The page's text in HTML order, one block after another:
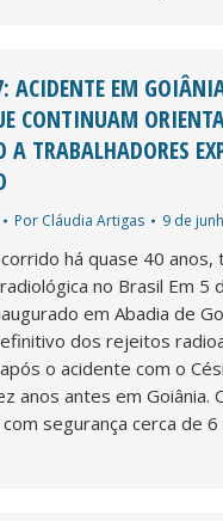
ACIDENTE EM
CONTINUAM
A TRABALHADORES
Por Cláudia Artigas 9 de
há quase 40 anos,
no Brasil Em 5
em Abadia de
dos rejeitos
o acidente com o
anos antes em Goiânia.
segurança cerca de